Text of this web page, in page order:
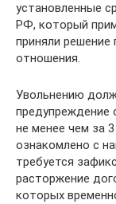
установленные
РФ, который
приняли
отношения.
Увольнению
предупреждение
не менее чем за
ознакомлено с
требуется
расторжение
которых